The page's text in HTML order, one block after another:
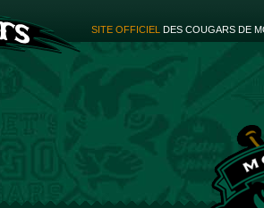
SITE OFFICIEL DES COUGARS DE